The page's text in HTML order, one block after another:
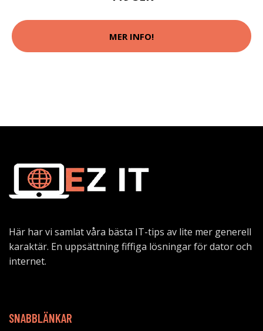
MER INFO!
Här har vi samlat våra bästa IT-tips av lite mer generell
karaktär. En uppsättning fiffiga lösningar för dator och
internet.
SNABBLÄNKAR